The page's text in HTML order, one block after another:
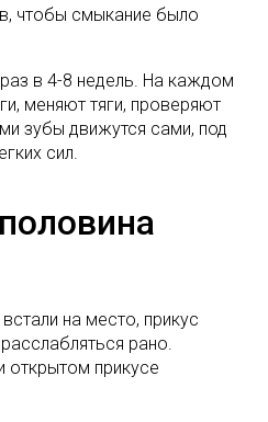
чтобы смыкание было
в 4-8 недель. На каждом
меняют тяги, проверяют
зубы движутся сами, под
сил.
на место, прикус
рано.
открытом прикусе